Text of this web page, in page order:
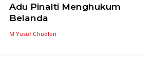
Adu Pinalti Menghukum
Belanda
M Yusuf Chudlori